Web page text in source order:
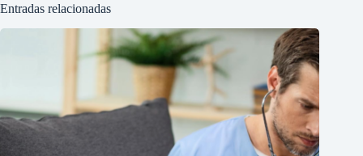
Entradas relacionadas